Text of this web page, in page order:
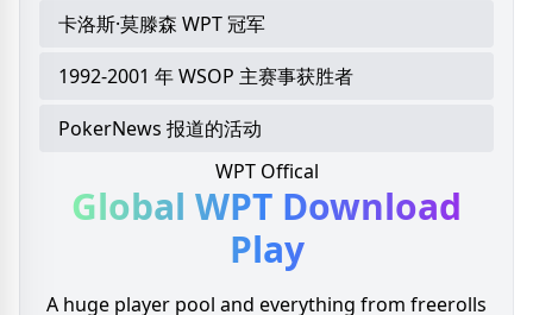
卡洛斯·莫滕森 WPT 冠军
1992-2001 年 WSOP 主赛事获胜者
PokerNews 报道的活动
WPT Offical
Global WPT Download
Play
A huge player pool and everything from freerolls